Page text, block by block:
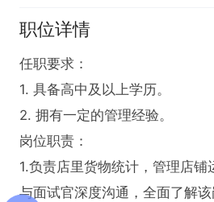
职位详情
任职要求：
1. 具备高中及以上学历。
2. 拥有一定的管理经验。
岗位职责：
1.负责店里货物统计，管理店铺
与面试官深度沟通，全面了解